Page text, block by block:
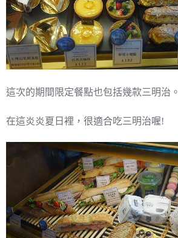
這次的期間限定餐點也包括幾款三明治。
在這炎炎夏日裡，很適合吃三明治喔!